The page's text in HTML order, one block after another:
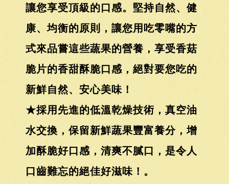
讓您享受頂級的口感。堅持自然、健
康、均衡的原則，讓您用吃零嘴的方
式來品嘗這些蔬果的營養，享受香菇
脆片的香甜酥脆口感，絕對要您吃的
新鮮自然、安心美味！
★採用先進的低溫乾燥技術，真空油
水交換，保留新鮮蔬果豐富養分，增
加酥脆好口感，清爽不膩口，是令人
口齒難忘的絕佳好滋味！。